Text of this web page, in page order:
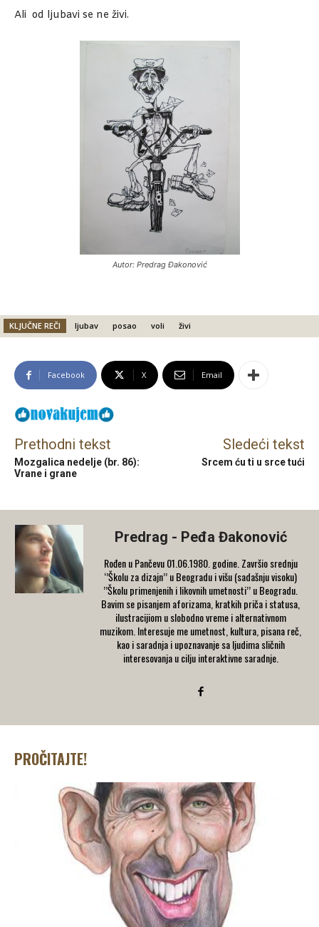
Ali od ljubavi se ne živi.
Autor: Predrag Đakonović
KLJUČNE REČI ljubav posao voli živi
Facebook X Email
Prethodni tekst
Mozgalica nedelje (br. 86):
Vrane i grane
Sledeći tekst
Srcem ću ti u srce tući
Predrag - Peđa Đakonović
Rođen u Pančevu 01.06.1980. godine. Završio srednju
‘’Školu za dizajn’’ u Beogradu i višu (sadašnju visoku)
’’Školu primenjenih i likovnih umetnosti’’ u Beogradu.
Bavim se pisanjem aforizama, kratkih priča i statusa,
ilustracijiom u slobodno vreme i alternativnom
muzikom. Interesuje me umetnost, kultura, pisana reč,
kao i saradnja i upoznavanje sa ljudima sličnih
interesovanja u cilju interaktivne saradnje.
PROČITAJTE!